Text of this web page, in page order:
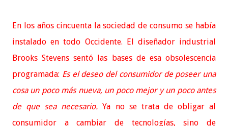
En los años cincuenta la sociedad de consumo se había
instalado en todo Occidente. El diseñador industrial
Brooks Stevens sentó las bases de esa obsolescencia
programada: Es el deseo del consumidor de poseer una
cosa un poco más nueva, un poco mejor y un poco antes
de que sea necesario. Ya no se trata de obligar al
consumidor a cambiar de tecnologías, sino de